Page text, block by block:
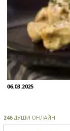
06.03.2025
246ДУШИ ОНЛАЙН